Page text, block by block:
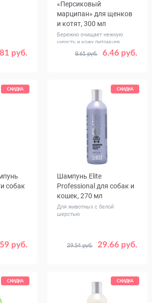
руб.
«Персиковый
марципан» для щенков
и котят, 300 мл
Бережно очищает нежную
шерсть и кожу питомцев
6.46 руб.
8.61 руб.
СКИДКА
собак
руб.
СКИДКА
Шампунь Elite
Professional для собак и
кошек, 270 мл
Для животных с белой
шерстью
29.66 руб.
39.54 руб.
СКИДКА СКИДКА